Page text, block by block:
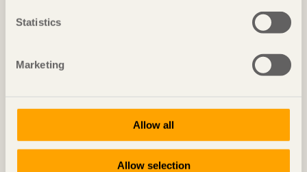
Statistics
Marketing
Allow all
Allow selection
Foto: Björn Lofterud